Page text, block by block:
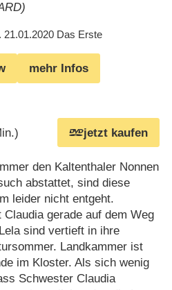
21.01.2020 Das Erste
mehr Infos
jetzt kaufen
den Kaltenthaler Nonnen
abstattet, sind diese
leider nicht entgeht.
gerade auf dem Weg
sind vertieft in ihre
Landkammer ist
im Kloster. Als sich wenig
Schwester Claudia